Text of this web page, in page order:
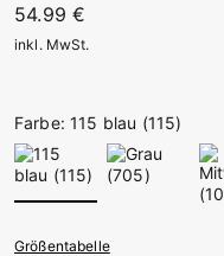
54.99 €
inkl. MwSt.
Farbe: 115 blau (115)
Größentabelle